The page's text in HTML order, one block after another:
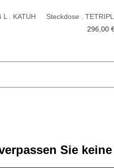
L . KATUH
Steckdose .
STUDIO .
296,00
Sie